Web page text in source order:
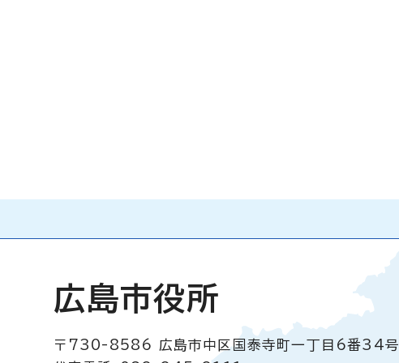
広島市役所
〒730-8586
広島市中区国泰寺町一丁目6番34号